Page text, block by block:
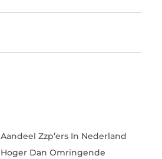
Aandeel Zzp’ers In Nederland
Hoger Dan Omringende